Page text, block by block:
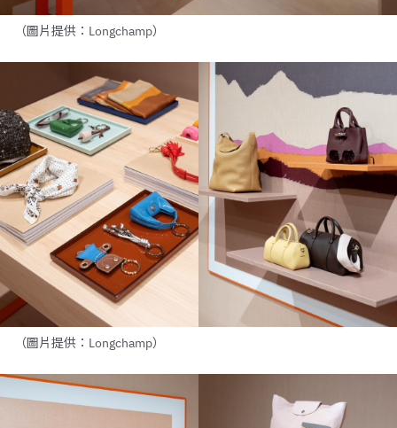
（圖片提供：Longchamp）
（圖片提供：Longchamp）